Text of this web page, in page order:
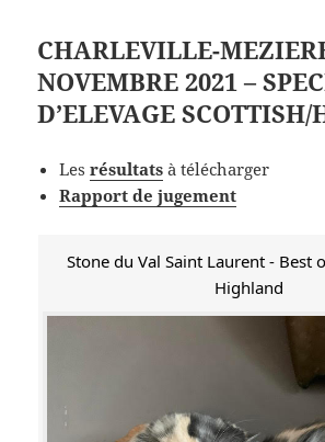
CHARLEVILLE-
NOVEMBRE 2021 –
D’ELEVAGE
Lesrésultats à télécharger
Rapport de jugement
Stone du Val Saint Laurent - Best
Highland